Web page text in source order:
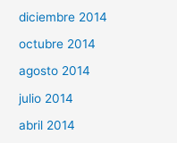
diciembre 2014
octubre 2014
agosto 2014
julio 2014
abril 2014